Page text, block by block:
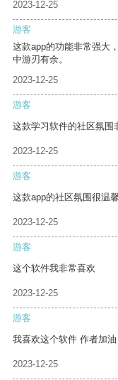
2023-12-25
游客
这款app的功能非常强大
中游刃有余。
2023-12-25
游客
这款学习软件的社区氛围
2023-12-25
游客
这款app的社区氛围很温
2023-12-25
游客
这个软件我非常喜欢
2023-12-25
游客
我喜欢这个软件 作者加油
2023-12-25